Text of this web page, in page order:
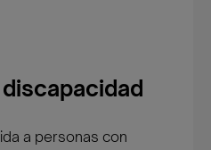
a personas con